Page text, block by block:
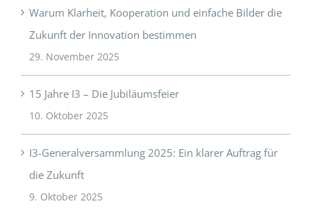
Warum Klarheit, Kooperation und einfache Bilder die
Zukunft der Innovation bestimmen
29. November 2025
15 Jahre I3 – Die Jubiläumsfeier
10. Oktober 2025
I3-Generalversammlung 2025: Ein klarer Auftrag für
die Zukunft
9. Oktober 2025